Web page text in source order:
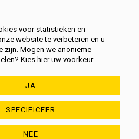
voor statistieken en
website te verbeteren en u
zijn. Mogen we anonieme
Kies hier uw voorkeur.
JA
SPECIFICEER
NEE